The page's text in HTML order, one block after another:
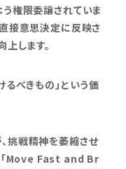
権限委譲されていま
接意思決定に反映さ
します。
べきもの」という価
挑戦精神を萎縮させ
「Move Fast and Br